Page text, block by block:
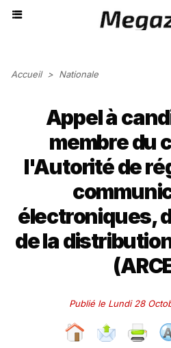
Accueil > Nationale
Appel à
membre du
l'Autorité de
électroniques,
de la
Publié le Lundi 28